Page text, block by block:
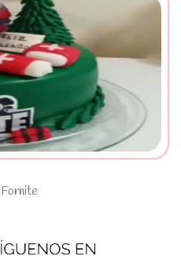
Fornite